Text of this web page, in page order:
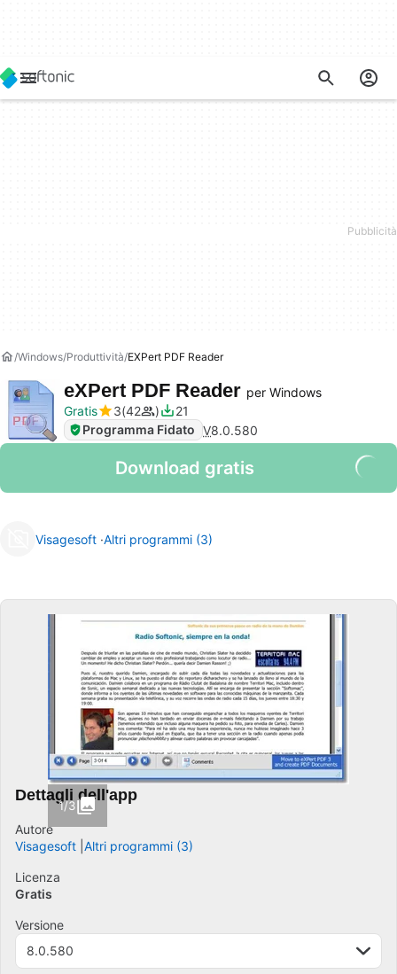
Windows Produttività EXPert PDF Reader
eXPert PDF Reader per Windows
Gratis
3 42
21
Programma Fidato V8.0.580
Download gratis
Visagesoft Altri programmi (3)
1/3
Dettagli dell'app
Autore
Visagesoft Altri programmi (3)
Licenza
Gratis
Versione
8.0.580